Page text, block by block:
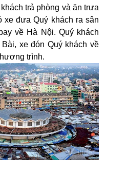
trả phòng và ăn trưa
xe đưa Quý khách ra sân
về Hà Nội. Quý khách
xe đón Quý khách về
trình.